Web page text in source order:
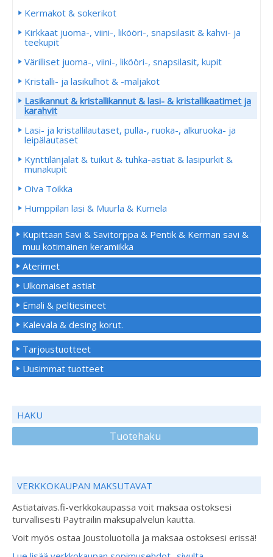
Kermakot & sokerikot
Kirkkaat juoma-, viini-, likööri-, snapsilasit & kahvi- ja
teekupit
Värilliset juoma-, viini-, likööri-, snapsilasit, kupit
Kristalli- ja lasikulhot & -maljakot
Lasikannut & kristallikannut & lasi- & kristallikaatimet ja
karahvit
Lasi- ja kristallilautaset, pulla-, ruoka-, alkuruoka- ja
leipälautaset
Kynttilänjalat & tuikut & tuhka-astiat & lasipurkit &
munakupit
Oiva Toikka
Humppilan lasi & Muurla & Kumela
Kupittaan Savi & Savitorppa & Pentik & Kerman savi &
muu kotimainen keramiikka
Aterimet
Ulkomaiset astiat
Emali & peltiesineet
Kalevala & desing korut.
Tarjoustuotteet
Uusimmat tuotteet
HAKU
Tuotehaku
VERKKOKAUPAN MAKSUTAVAT
Astiataivas.fi-verkkokaupassa voit maksaa ostoksesi
turvallisesti Paytrailin maksupalvelun kautta.
Voit myös ostaa Joustoluotolla ja maksaa ostoksesi erissä!